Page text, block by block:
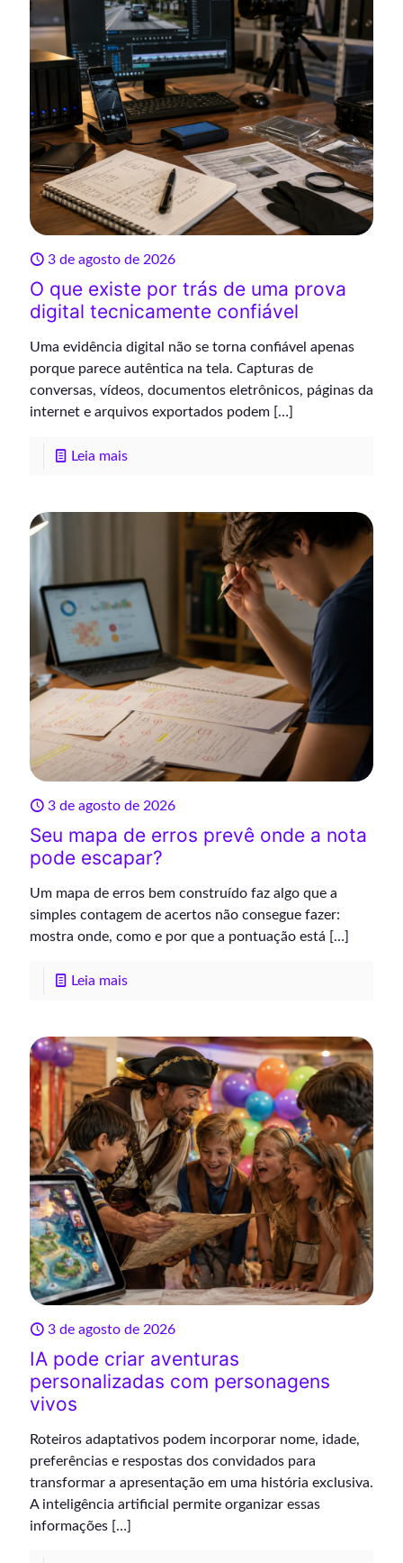
3 de agosto de 2026
O que existe por trás de uma prova
digital tecnicamente confiável
Uma evidência digital não se torna confiável apenas
porque parece autêntica na tela. Capturas de
conversas, vídeos, documentos eletrônicos, páginas da
internet e arquivos exportados podem […]
Leia mais
3 de agosto de 2026
Seu mapa de erros prevê onde a nota
pode escapar?
Um mapa de erros bem construído faz algo que a
simples contagem de acertos não consegue fazer:
mostra onde, como e por que a pontuação está […]
Leia mais
3 de agosto de 2026
IA pode criar aventuras
personalizadas com personagens
vivos
Roteiros adaptativos podem incorporar nome, idade,
preferências e respostas dos convidados para
transformar a apresentação em uma história exclusiva.
A inteligência artificial permite organizar essas
informações […]